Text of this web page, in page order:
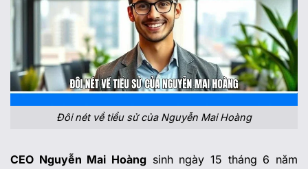
Đôi nét về tiểu sử của Nguyễn Mai Hoàng
CEO Nguyễn Mai Hoàng sinh ngày 15 tháng 6 năm